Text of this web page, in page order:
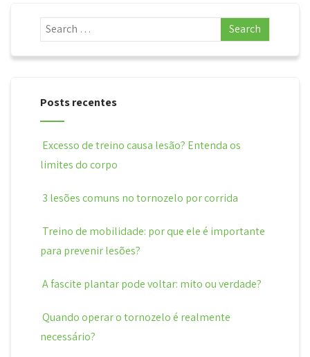
Posts recentes
Excesso de treino causa lesão? Entenda os
limites do corpo
3 lesões comuns no tornozelo por corrida
Treino de mobilidade: por que ele é importante
para prevenir lesões?
A fascite plantar pode voltar: mito ou verdade?
Quando operar o tornozelo é realmente
necessário?